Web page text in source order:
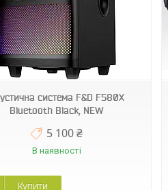
система F&D F580X
Bluetooth Black, NEW
5 100 ₴
В наявності
Купити